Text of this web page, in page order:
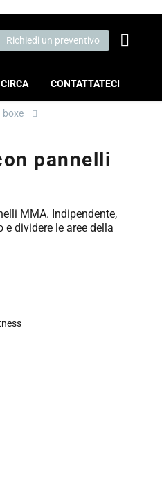
Richiedi un preventivo
CIRCA CONTATTATECI
boxe
pannelli
MMA. Indipendente,
dividere le aree della